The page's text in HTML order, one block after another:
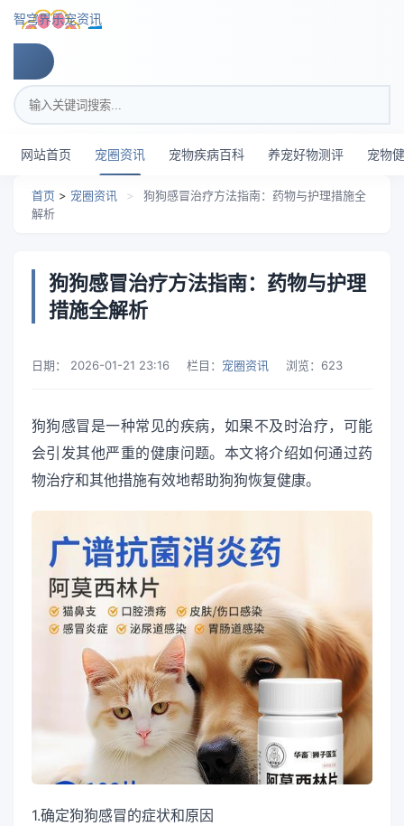
跳转到主要内容
智穹界乐宠资讯
搜索关键词
网站首页 宠圈资讯 宠物疾病百科 养宠好物测评 宠物
首页 > 宠圈资讯 >
狗狗感冒治疗方法指南：药物与护理措施全
解析
狗狗感冒治疗方法指南：药物与护理
措施全解析
日期： 2026-01-21 23:16 栏目： 宠圈资讯 浏览： 623
狗狗感冒是一种常见的疾病，如果不及时治疗，可能
会引发其他严重的健康问题。本文将介绍如何通过药
物治疗和其他措施有效地帮助狗狗恢复健康。
1.确定狗狗感冒的症状和原因